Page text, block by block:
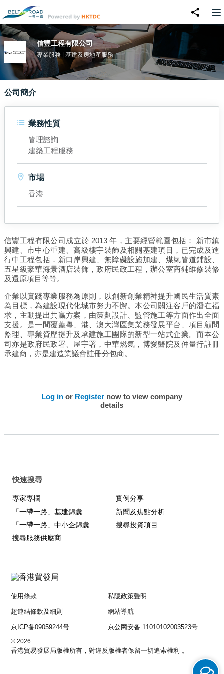
信豐工程有限公司
專業服務 | 基建及房地產服務
公司簡介
業務性質
管理諮詢
建築工程服務
市場
香港
信豐工程有限公司成立於 2013 年，主要經營範圍包括： 新市鎮
興建、市中心重建、高級樓宇裝飾及相關基建項目，已完成及進
行中工程包括．新口岸興建、無障礙設施加建、煤氣管道鋪設、
五星級豪華海景酒店裝飾，政府民政工程，辦公室商鋪維修裝修
及還原項目等等。
企業以實踐專業服務為原則，以創新創業精神提升國民生活質素
為目標，為建設現代化城市努力不懈。本公司關注客戶的潛在福
求，主動提出共贏方案，由策劃設計、監管施工等方面作出全面
支援。是一間覆蓋粵、港、澳大灣區集業務發展平台、項目顧問
監理、專業資歷提升及承建施工團隊的新型一站式企業。而本公
司亦是政府民政署、屋宇署，中華燃氣，博愛醫院及仲量行註冊
承建商，亦是建造業議會註冊分包商。
Log in or Register now to view company
details
快速搜尋
專家專欄
實例分享
「一帶一路」基建錦囊
新聞及焦點分析
「一帶一路」中小企錦囊
搜尋投資項目
搜尋服務供應商
使用條款 私隱政策聲明
超連結條款及細則 網站導航
京ICP备09059244号 京公网安备 11010102003523号
© 2026
香港貿易發展局版權所有，對違反版權者保留一切追索權利 。